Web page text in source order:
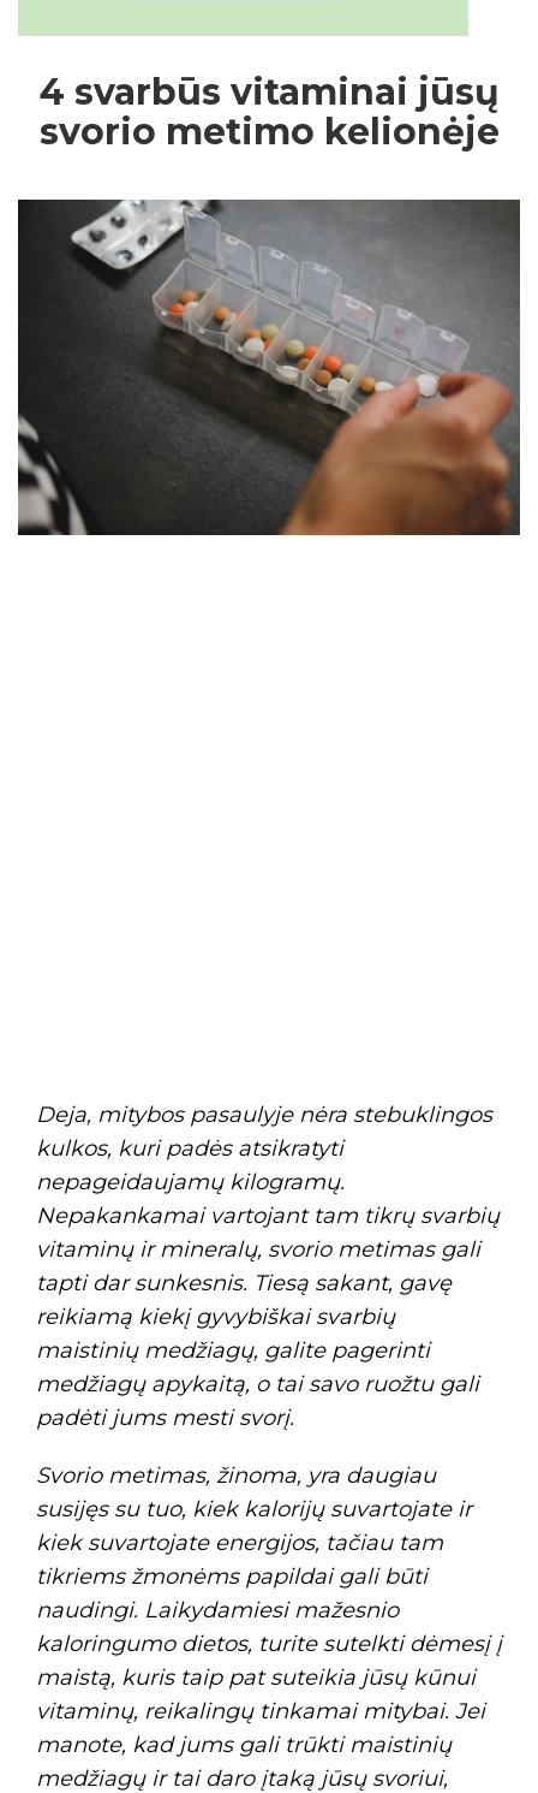
4 svarbūs vitaminai jūsų
svorio metimo kelionėje
Deja, mitybos pasaulyje nėra stebuklingos
kulkos, kuri padės atsikratyti
nepageidaujamų kilogramų.
Nepakankamai vartojant tam tikrų svarbių
vitaminų ir mineralų, svorio metimas gali
tapti dar sunkesnis. Tiesą sakant, gavę
reikiamą kiekį gyvybiškai svarbių
maistinių medžiagų, galite pagerinti
medžiagų apykaitą, o tai savo ruožtu gali
padėti jums mesti svorį.
Svorio metimas, žinoma, yra daugiau
susijęs su tuo, kiek kalorijų suvartojate ir
kiek suvartojate energijos, tačiau tam
tikriems žmonėms papildai gali būti
naudingi. Laikydamiesi mažesnio
kaloringumo dietos, turite sutelkti dėmesį į
maistą, kuris taip pat suteikia jūsų kūnui
vitaminų, reikalingų tinkamai mitybai. Jei
manote, kad jums gali trūkti maistinių
medžiagų ir tai daro įtaką jūsų svoriui,